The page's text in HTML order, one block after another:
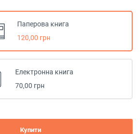
Паперова книга
120,00 грн
Електронна книга
70,00 грн
Купити